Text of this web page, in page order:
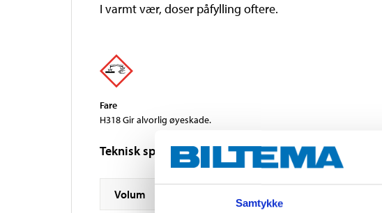
Samtykke
I varmt vær, doser påfylling oftere.
Fare
H318 Gir alvorlig øyeskade.
Teknisk spesifikasjon
Volum